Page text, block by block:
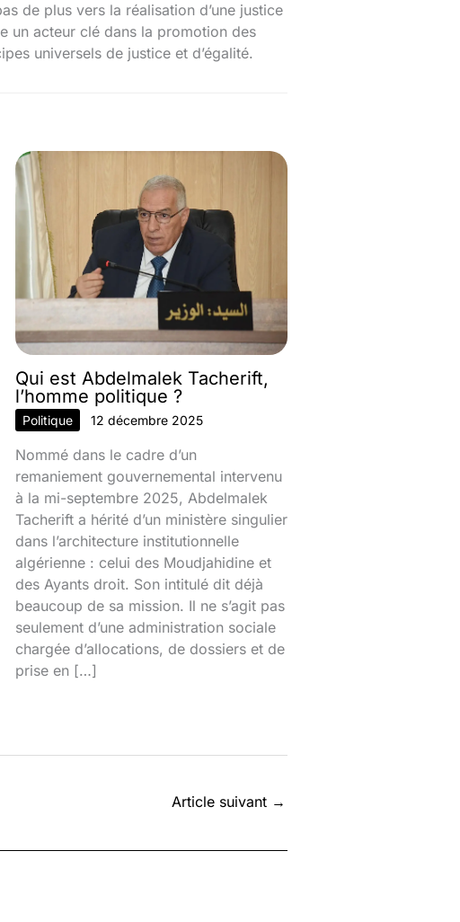
de plus vers la réalisation d’une justice
un acteur clé dans la promotion des
universels de justice et d’égalité.
Qui est Abdelmalek Tacherift,
l’homme politique ?
Politique 12 décembre 2025
Nommé dans le cadre d’un
remaniement gouvernemental intervenu
à la mi-septembre 2025, Abdelmalek
Tacherift a hérité d’un ministère singulier
dans l’architecture institutionnelle
algérienne : celui des Moudjahidine et
des Ayants droit. Son intitulé dit déjà
beaucoup de sa mission. Il ne s’agit pas
seulement d’une administration sociale
chargée d’allocations, de dossiers et de
prise en […]
Article suivant →